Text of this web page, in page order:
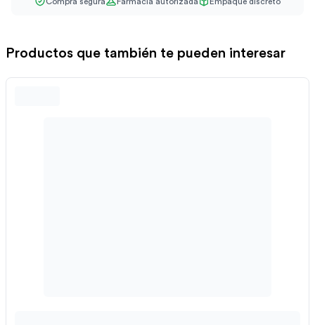
Compra segura Farmacia autorizada Empaque discreto
Productos que también te pueden interesar